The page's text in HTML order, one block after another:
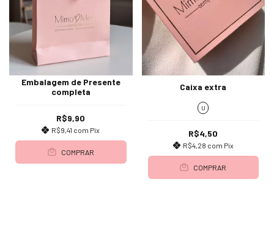
Embalagem de Presente
completa
R$9,90
R$9,41 com Pix
COMPRAR
Caixa extra
U
R$4,50
R$4,28 com Pix
COMPRAR